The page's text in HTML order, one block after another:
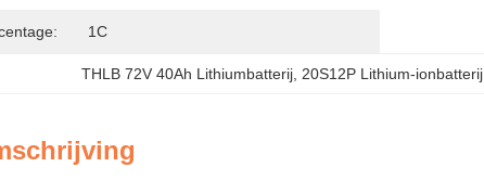
1C
THLB 72V 40Ah Lithiumbatterij 20S12P Lithium-ionbatterij